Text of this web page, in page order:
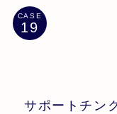
CASE
サポートチン